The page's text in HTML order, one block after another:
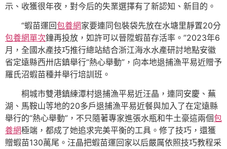
示、收獲很年夜，對今后的失業選擇有了新認知、新目的。
“蝦苗運回包養網家要連同包裝袋先放在水塘里靜置20分
包養網單次鐘再投放，如許可以晉陞蝦苗存活率。”2023年6
月，全國水產技巧推行總站結合浙江海水水產研討地點安徽
省定遠縣西卅店鎮舉行“熱心舉動”，向本地退捕漁平易近贈予
羅氏沼蝦苗種并舉行培訓班。
桐城市雙港鎮練潭村退捕漁平易近汪晶，連同安慶、蕪
湖、馬鞍山等地的20多戶退捕漁平易近餐與加入了在定遠縣
舉行的“熱心舉動”，不只隨著專家進張水瓶和牛土豪這兩個包
養網極端，都成了她追求完美平衡的工具。修了技巧，還獲
贈蝦苗130萬尾。汪晶把蝦苗運回家以后嚴厲依照技巧教程采